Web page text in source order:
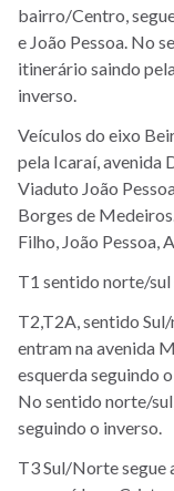
bairro/Centro,
e João Pessoa. No
itinerário saindo
inverso.
Veículos do eixo
pela Icaraí, avenida
Viaduto João
Borges de
Filho, João Pessoa,
T1 sentido norte/sul
T2,T2A, sentido
entram na avenida
esquerda seguindo
No sentido norte/
seguindo o inverso.
T3 Sul/Norte segue